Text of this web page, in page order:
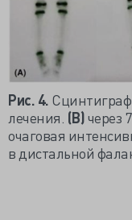
Рис. 4.
лечения. (В)через
очаговая
в дистальной